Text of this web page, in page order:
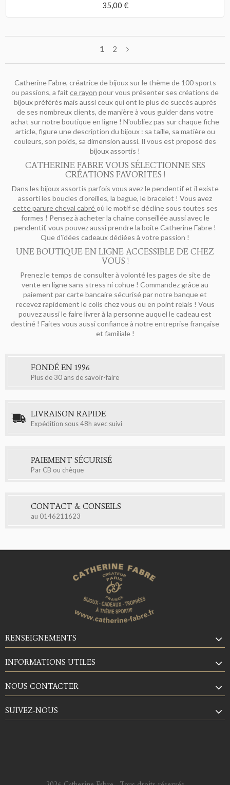
35,00 €
1 2
Catherine Fabre, créatrice de bijoux sur le thème de 100 sports
ou passions, a fait ce rayon pour vous présenter ses créations de
bijoux préférés mais aussi ceux qui ont le plus de succès auprès
de ses nombreux clients, de manière à vous guider dans votre
achat sur notre boutique en ligne ! N'oubliez pas sur chaque fiche
article, figure une description du bijoux : sa taille, sa matière ou
couleurs, son poids, sa dimension aussi. Il vous est proposé des
bijoux assortis !
CATHERINE FABRE VOUS SÉLECTIONNE SES
CRÉATIONS FAVORITES !
Dans les bijoux assortis parfois vous avez le pendentif et il existe
assorti les boucles d'oreilles, la bague, le bracelet ! Vous avez
cette parure cheval cabréoù le motif se décline sous toutes ses
formes ! Pensez à acheter la chaine conseillée aussi avec le
pendentif, vous pouvez aussi prendre la boite Catherine Fabre !
Que d'idées cadeaux dédiées à votre passion !
UNE BOUTIQUE EN LIGNE ACCESSIBLE DE CHEZ
VOUS !
Prenez le temps de consulter à volonté les pages de site de
vente en ligne sans stress ni cohue ! Commandez grâce au
paiement par carte bancaire sécurisé par notre banque et
recevez rapidement le colis chez vous ou en point relais ! Vous
pouvez aussi le faire livrer à la personne auquel le cadeau est
destiné ! Faites vous aussi confiance à notre entreprise française
et familiale !
FONDÉ EN 1996
Plus de 30 ans de savoir-faire
LIVRAISON RAPIDE
Expédition sous 48h avec suivi
PAIEMENT SÉCURISÉ
Par CB ou chèque
CONTACT & CONSEILS
au 0146211623
RENSEIGNEMENTS
INFORMATIONS UTILES
NOUS CONTACTER
SUIVEZ-NOUS